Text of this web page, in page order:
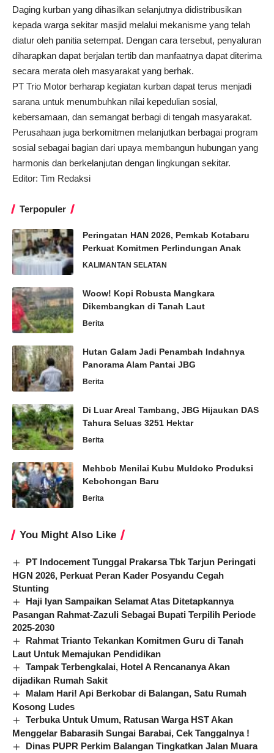
Daging kurban yang dihasilkan selanjutnya didistribusikan
kepada warga sekitar masjid melalui mekanisme yang telah
diatur oleh panitia setempat. Dengan cara tersebut, penyaluran
diharapkan dapat berjalan tertib dan manfaatnya dapat diterima
secara merata oleh masyarakat yang berhak.
PT Trio Motor berharap kegiatan kurban dapat terus menjadi
sarana untuk menumbuhkan nilai kepedulian sosial,
kebersamaan, dan semangat berbagi di tengah masyarakat.
Perusahaan juga berkomitmen melanjutkan berbagai program
sosial sebagai bagian dari upaya membangun hubungan yang
harmonis dan berkelanjutan dengan lingkungan sekitar.
Editor: Tim Redaksi
Terpopuler
Peringatan HAN 2026, Pemkab Kotabaru
Perkuat Komitmen Perlindungan Anak
KALIMANTAN SELATAN
Woow! Kopi Robusta Mangkara
Dikembangkan di Tanah Laut
Berita
Hutan Galam Jadi Penambah Indahnya
Panorama Alam Pantai JBG
Berita
Di Luar Areal Tambang, JBG Hijaukan DAS
Tahura Seluas 3251 Hektar
Berita
Mehbob Menilai Kubu Muldoko Produksi
Kebohongan Baru
Berita
You Might Also Like
PT Indocement Tunggal Prakarsa Tbk Tarjun Peringati
HGN 2026, Perkuat Peran Kader Posyandu Cegah
Stunting
Haji Iyan Sampaikan Selamat Atas Ditetapkannya
Pasangan Rahmat-Zazuli Sebagai Bupati Terpilih Periode
2025-2030
Rahmat Trianto Tekankan Komitmen Guru di Tanah
Laut Untuk Memajukan Pendidikan
Tampak Terbengkalai, Hotel A Rencananya Akan
dijadikan Rumah Sakit
Malam Hari! Api Berkobar di Balangan, Satu Rumah
Kosong Ludes
Terbuka Untuk Umum, Ratusan Warga HST Akan
Menggelar Babarasih Sungai Barabai, Cek Tanggalnya !
Dinas PUPR Perkim Balangan Tingkatkan Jalan Muara